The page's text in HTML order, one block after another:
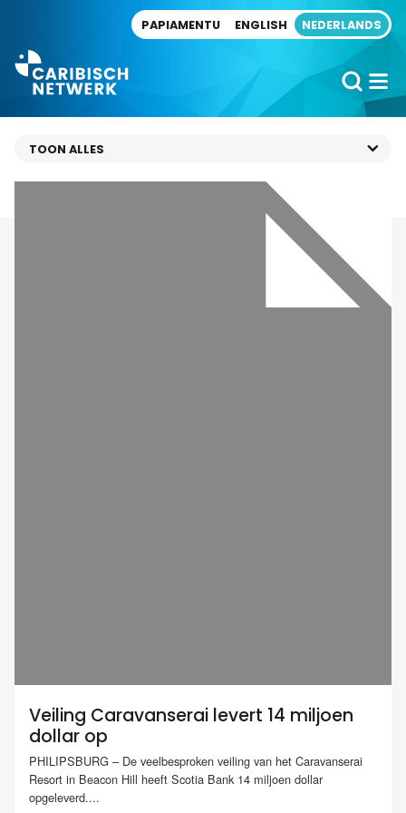
PAPIAMENTU ENGLISH NEDERLANDS
Veiling Caravanserai levert 14 miljoen
dollar op
PHILIPSBURG – De veelbesproken veiling van het Caravanserai
Resort in Beacon Hill heeft Scotia Bank 14 miljoen dollar
opgeleverd....